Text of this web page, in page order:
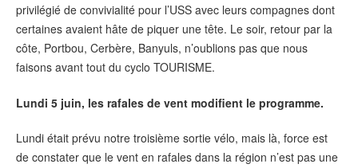
privilégié de convivialité pour l’USS avec leurs compagnes dont
certaines avaient hâte de piquer une tête. Le soir, retour par la
côte, Portbou, Cerbère, Banyuls, n’oublions pas que nous
faisons avant tout du cyclo TOURISME.
Lundi 5 juin, les rafales de vent modifient le programme.
Lundi était prévu notre troisième sortie vélo, mais là, force est
de constater que le vent en rafales dans la région n’est pas une